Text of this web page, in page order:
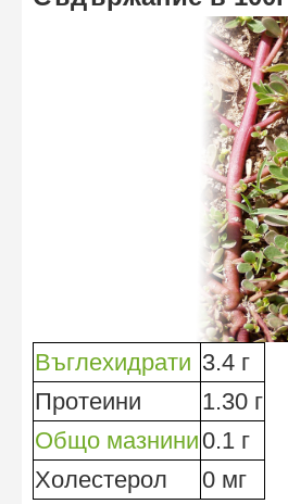
Въглехидрати 3.4 г
Протеини
1.30 г
Общо мазнини0.1 г
Холестерол
0 мг